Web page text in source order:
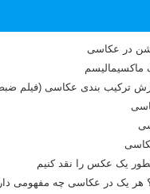
در عکاسی
ترکیب بندی عکاسی (فیلم
یک عکس را نقد کنیم
هر یک در عکاسی چه مفهومی